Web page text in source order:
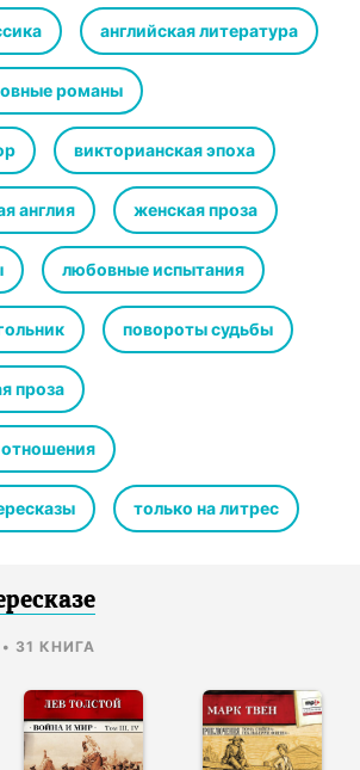
буквально «школой жизни».
навеки вошедшая в золотой фонд
не утратила ни капли своего
изысканности и блеска…
Ольги Петровой.
английская литература
романы
викторианская эпоха
англия женская проза
любовные испытания
повороты судьбы
проза
только на литрес
• 31 КНИГА